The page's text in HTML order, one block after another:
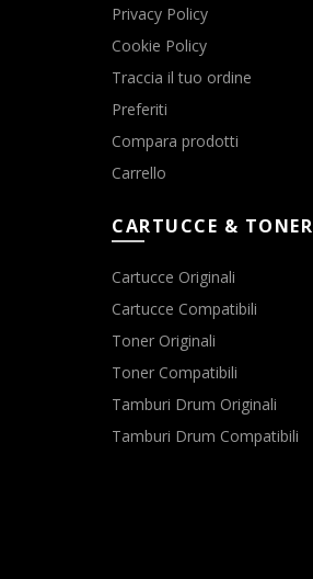
Privacy Policy
Cookie Policy
Traccia il tuo ordine
Preferiti
Compara prodotti
Carrello
CARTUCCE & TONER
Cartucce Originali
Cartucce Compatibili
Toner Originali
Toner Compatibili
Tamburi Drum Originali
Tamburi Drum Compatibili